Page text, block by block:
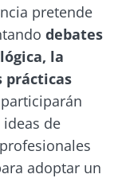
pretende
debates
la
prácticas
de
adoptar un